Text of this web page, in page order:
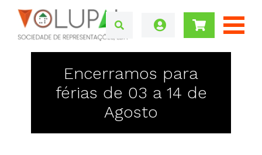
Encerramos para
férias de 03 a 14 de
Agosto